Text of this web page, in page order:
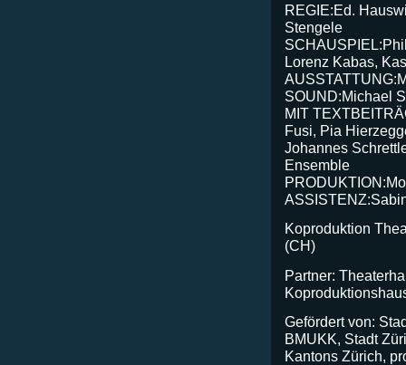
REGIE:Ed.
Stengele
Lorenz Kabas,
SOUND:Michael
MIT
Fusi, Pia
Johannes
Ensemble
Koproduktion
(CH)
Partner:
Gefördert von:
BMUKK, Stadt
Kantons Zürich,